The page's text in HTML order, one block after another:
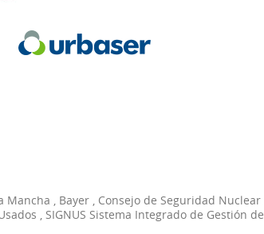
Mancha , Bayer , Consejo de Seguridad Nuclear
, SIGNUS Sistema Integrado de Gestión de